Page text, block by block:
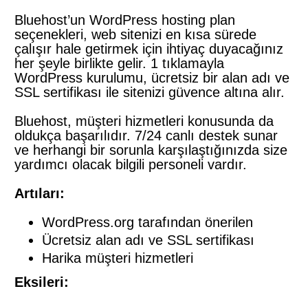
Bluehost’un WordPress hosting plan
seçenekleri, web sitenizi en kısa sürede
çalışır hale getirmek için ihtiyaç duyacağınız
her şeyle birlikte gelir. 1 tıklamayla
WordPress kurulumu, ücretsiz bir alan adı ve
SSL sertifikası ile sitenizi güvence altına alır.
Bluehost, müşteri hizmetleri konusunda da
oldukça başarılıdır. 7/24 canlı destek sunar
ve herhangi bir sorunla karşılaştığınızda size
yardımcı olacak bilgili personeli vardır.
Artıları:
WordPress.org tarafından önerilen
Ücretsiz alan adı ve SSL sertifikası
Harika müşteri hizmetleri
Eksileri: